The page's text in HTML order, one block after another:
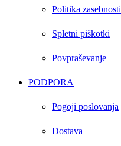
Politika zasebnosti
Spletni piškotki
Povpraševanje
PODPORA
Pogoji poslovanja
Dostava